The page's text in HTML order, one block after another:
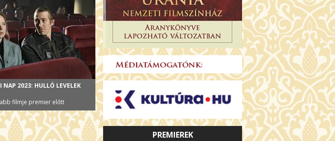
NAP 2023: HULLÓ LEVELEK
filmje premier előtt
PREMIEREK